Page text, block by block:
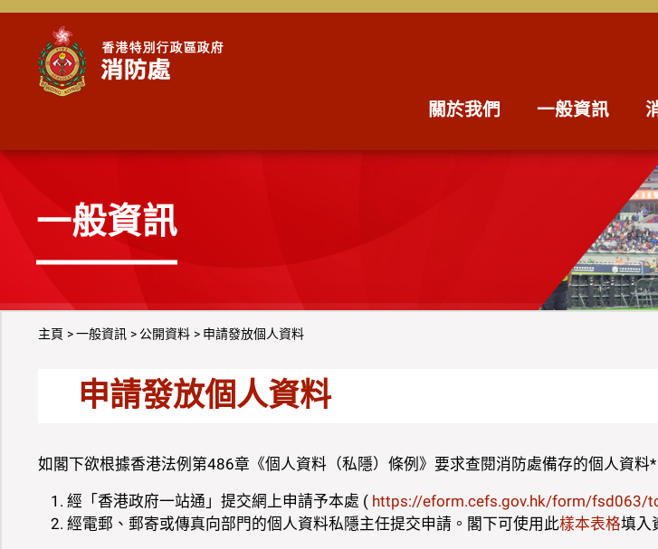
關於我們 一般資訊
一般資訊
主頁 一般資訊 公開資料 申請發放個人資料
申請發放個人資料
如閣下欲根據香港法例第486章《個人資料（私隱）條例》要求查閱消防處備存的個人資料
經「香港政府一站通」提交網上申請予本處 ( https://eform.cefs.gov.hk/form/fsd063/
經電郵、郵寄或傳真向部門的個人資料私隱主任提交申請。閣下可使用此樣本表格填入